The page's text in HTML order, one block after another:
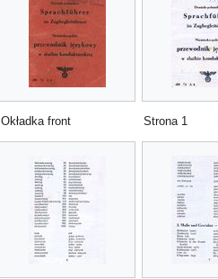
Okładka front Strona 1